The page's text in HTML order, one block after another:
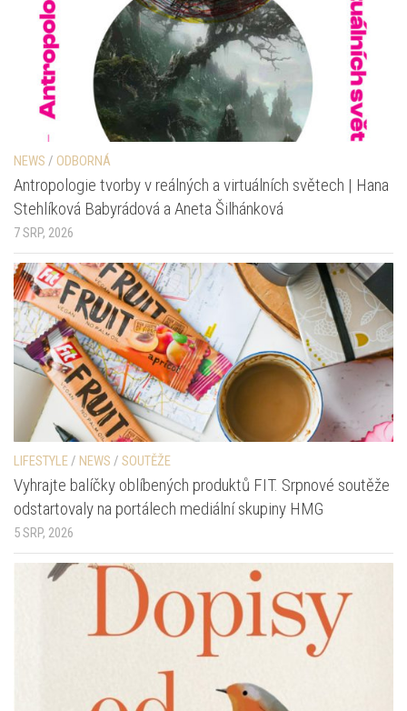
NEWS / ODBORNÁ
Antropologie tvorby v reálných a virtuálních světech | Hana
Stehlíková Babyrádová a Aneta Šilhánková
7 SRP, 2026
LIFESTYLE/ NEWS / SOUTĚŽE
Vyhrajte balíčky oblíbených produktů FIT. Srpnové soutěže
odstartovaly na portálech mediální skupiny HMG
5 SRP, 2026